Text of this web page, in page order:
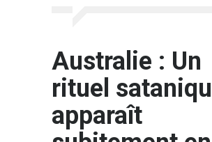
Australie : Un
rituel
apparaît